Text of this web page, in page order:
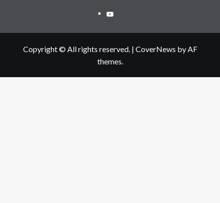
Youtube
Copyright © All rights reserved. | CoverNews by AF
themes.